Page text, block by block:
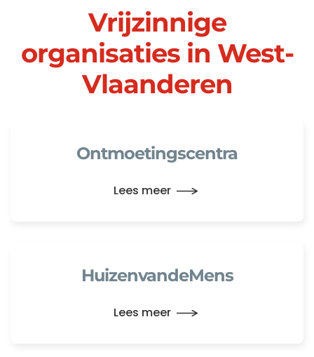
Vrijzinnige
organisaties in West-
Vlaanderen
Ontmoetingscentra
Lees meer
HuizenvandeMens
Lees meer